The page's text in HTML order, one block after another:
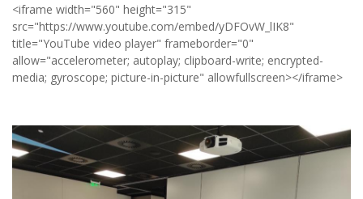
<iframe width="560" height="315"
src="https://www.youtube.com/embed/yDFOvW_lIK8"
title="YouTube video player" frameborder="0"
allow="accelerometer; autoplay; clipboard-write; encrypted-
media; gyroscope; picture-in-picture" allowfullscreen></iframe>